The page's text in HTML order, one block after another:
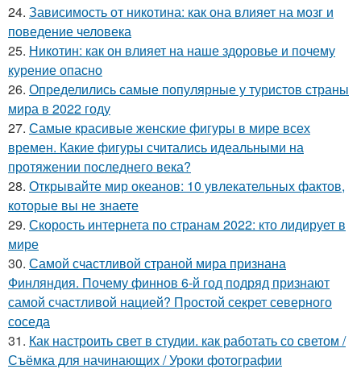
24. Зависимость от никотина: как она влияет на мозг и
поведение человека
25. Никотин: как он влияет на наше здоровье и почему
курение опасно
26. Определились самые популярные у туристов страны
мира в 2022 году
27. Самые красивые женские фигуры в мире всех
времен. Какие фигуры считались идеальными на
протяжении последнего века?
28. Открывайте мир океанов: 10 увлекательных фактов,
которые вы не знаете
29. Скорость интернета по странам 2022: кто лидирует в
мире
30. Самой счастливой страной мира признана
Финляндия. Почему финнов 6-й год подряд признают
самой счастливой нацией? Простой секрет северного
соседа
31. Как настроить свет в студии. как работать со светом /
Съёмка для начинающих / Уроки фотографии